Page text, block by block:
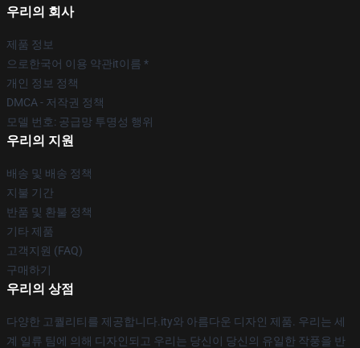
우리의 회사
제품 정보
으로한국어 이용 약관it이름 *
개인 정보 정책
DMCA - 저작권 정책
모델 번호: 공급망 투명성 행위
우리의 지원
배송 및 배송 정책
지불 기간
반품 및 환불 정책
기타 제품
고객지원 (FAQ)
구매하기
우리의 상점
다양한 고퀄리티를 제공합니다.ity와 아름다운 디자인 제품. 우리는 세
계 일류 팀에 의해 디자인되고 우리는 당신이 당신의 유일한 작풍을 반